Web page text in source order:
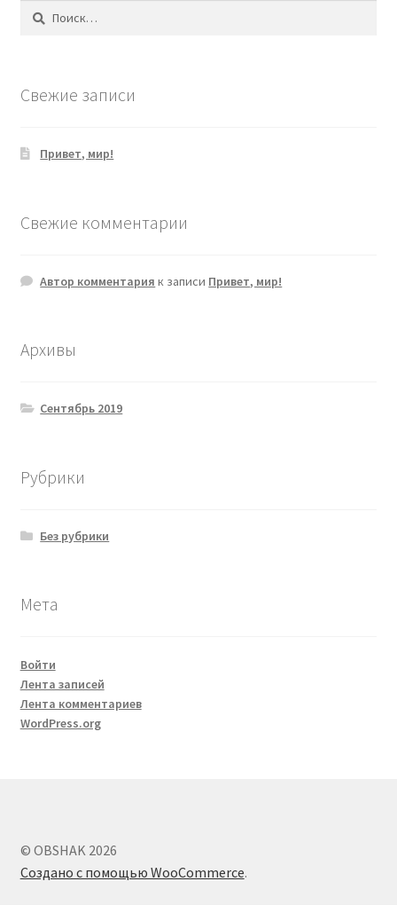
Найти:
Свежие записи
Привет, мир!
Свежие комментарии
Автор комментария к записи Привет, мир!
Архивы
Сентябрь 2019
Рубрики
Без рубрики
Мета
Войти
Лента записей
Лента комментариев
WordPress.org
© OBSHAK 2026
Создано с помощью WooCommerce.